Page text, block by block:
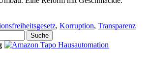
, Korruption, Transparenz